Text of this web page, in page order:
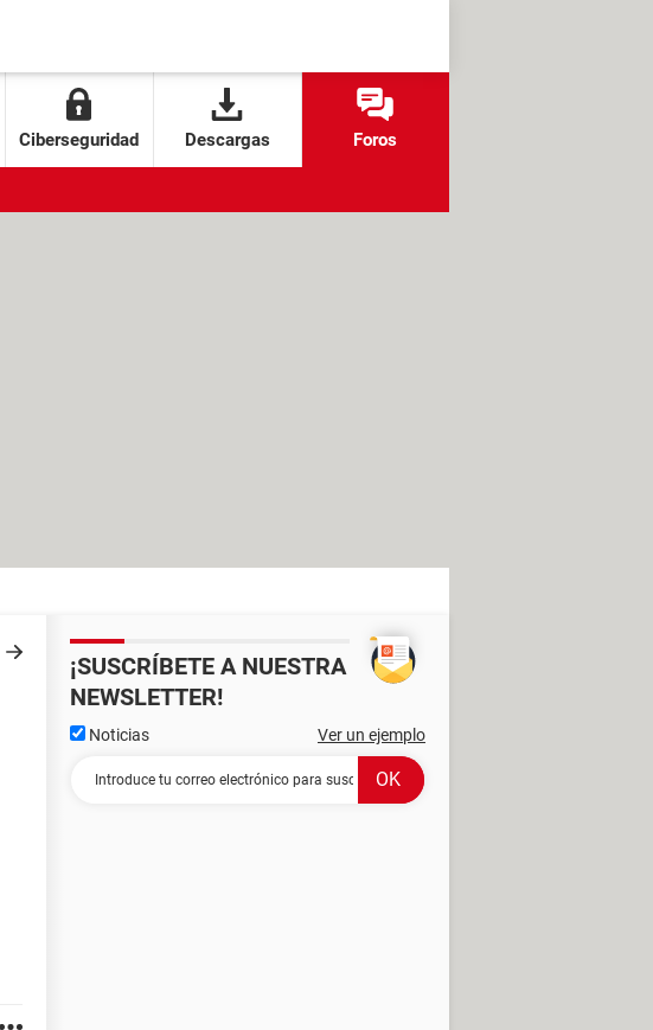
Ciberseguridad Descargas Foros
¡SUSCRÍBETE A NUESTRA
NEWSLETTER!
Noticias Ver un ejemplo